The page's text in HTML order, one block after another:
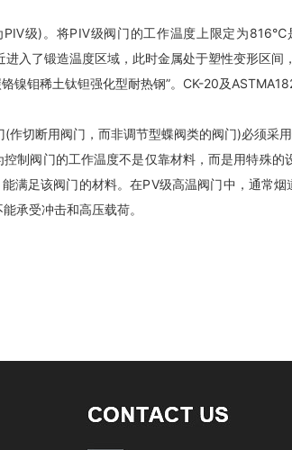
)。将PⅣ级阀门的工作温度上限定为816℃是
了锻造温度区域，此时金属处于塑性变形区间
镍钼稀土钛钽强化型耐热钢”。CK-20及
断用阀门，而非调节型蝶阀类的阀门)必须采用
制阀门的工作温度不是仅靠材料，而是用特殊
满足该阀门的材料。在PⅤ级高温阀门中，通常
承受冲击和高压载荷。